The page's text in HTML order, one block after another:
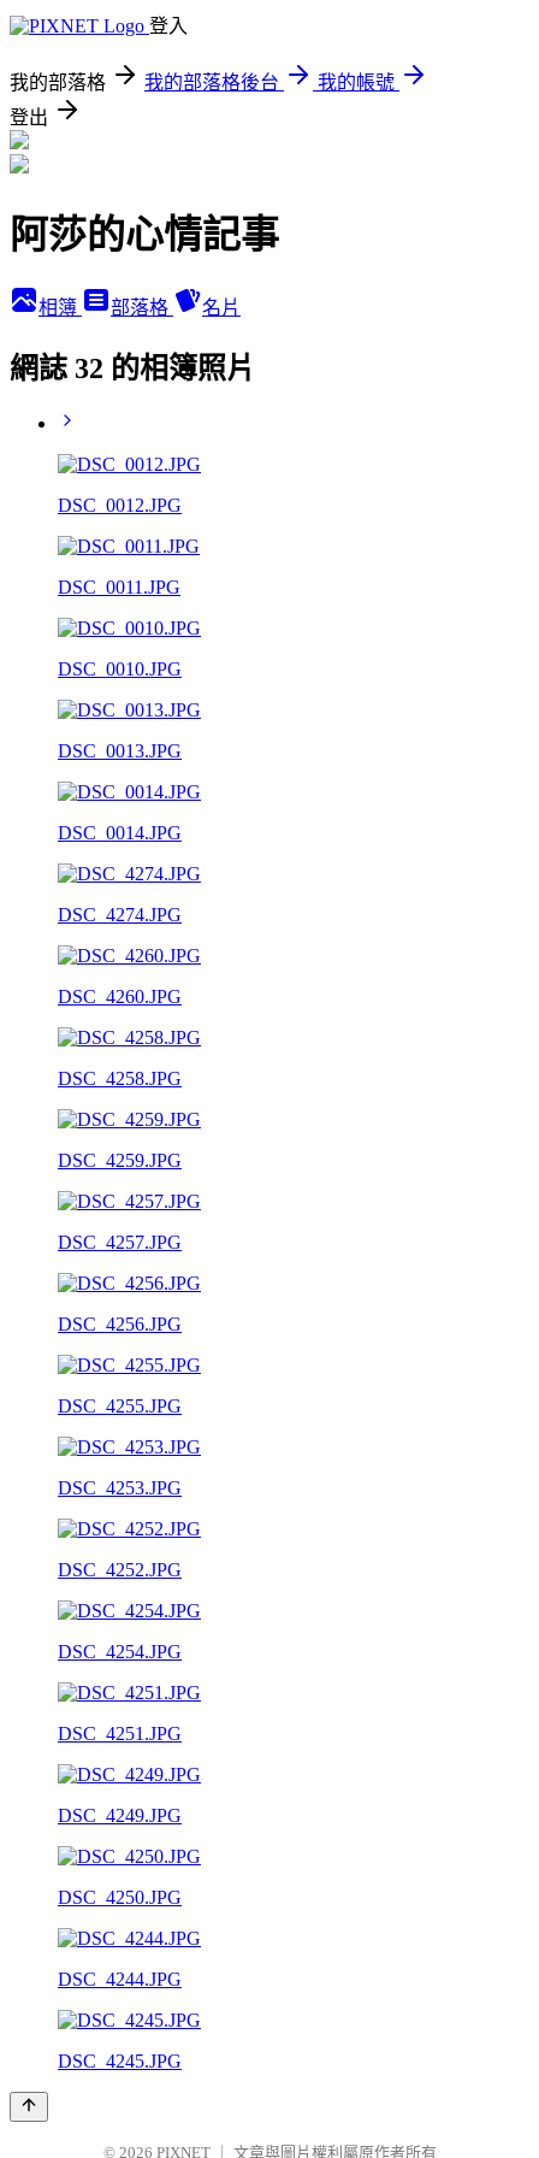
登入
我的部落格 我的部落格後台
我的帳號
登出
阿莎的心情記事
相簿 部落格 名片
網誌 32 的相簿照片
DSC_0012.JPG
DSC_0011.JPG
DSC_0010.JPG
DSC_0013.JPG
DSC_0014.JPG
DSC_4274.JPG
DSC_4260.JPG
DSC_4258.JPG
DSC_4259.JPG
DSC_4257.JPG
DSC_4256.JPG
DSC_4255.JPG
DSC_4253.JPG
DSC_4252.JPG
DSC_4254.JPG
DSC_4251.JPG
DSC_4249.JPG
DSC_4250.JPG
DSC_4244.JPG
DSC_4245.JPG
© 2026 PIXNET 文章與圖片權利屬原作者所有